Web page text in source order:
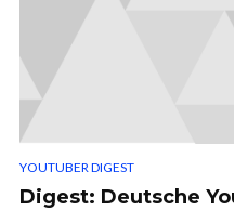
YOUTUBER DIGEST
Digest: Deutsche